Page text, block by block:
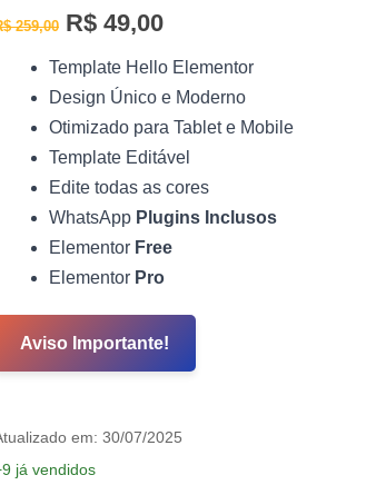
259,00 O
preço
era:
R$ 259,00.
R$ 49,00O
é:
Template Hello Elementor
Design Único e Moderno
Otimizado para Tablet e Mobile
Template Editável
Edite todas as cores
WhatsApp Plugins Inclusos
Elementor Free
Elementor Pro
Aviso Importante!
em: 30/07/2025
já vendidos